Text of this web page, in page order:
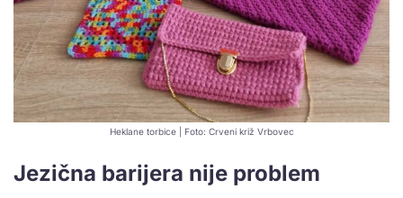
Heklane torbice | Foto: Crveni križ Vrbovec
Jezična barijera nije problem